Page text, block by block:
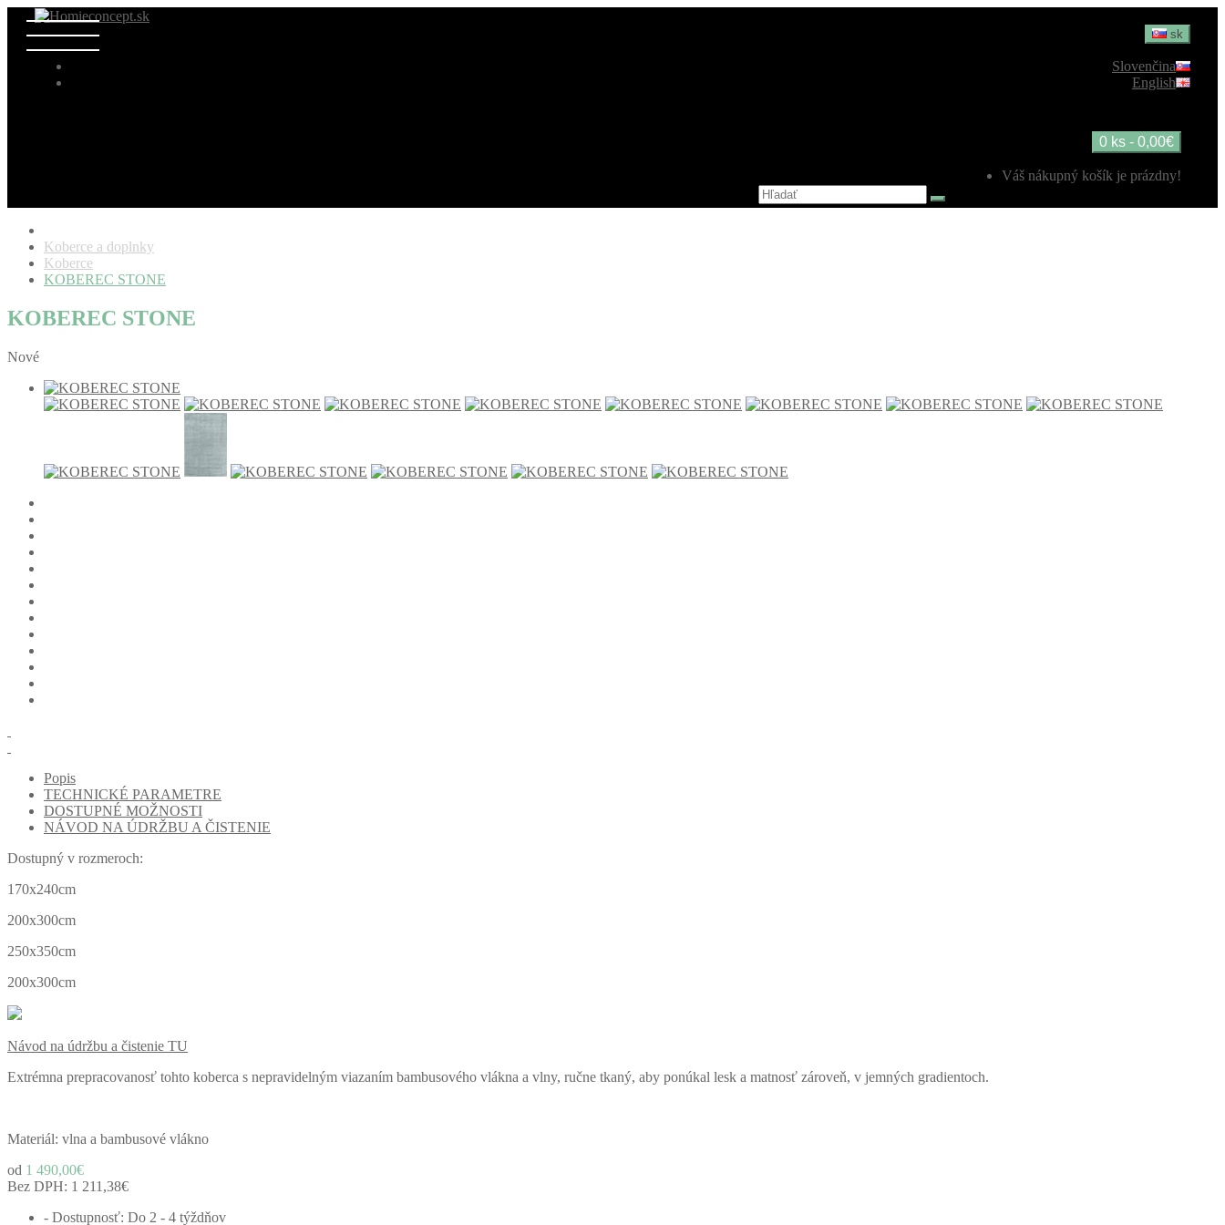
sk
Slovenčina
English
0 ks - 0,00€
Váš nákupný košík je prázdny!
Koberce a doplnky
Koberce
KOBEREC STONE
KOBEREC STONE
Nové
Popis
TECHNICKÉ PARAMETRE
DOSTUPNÉ MOŽNOSTI
NÁVOD NA ÚDRŽBU A ČISTENIE
Dostupný v rozmeroch:
170x240cm
200x300cm
250x350cm
200x300cm
Návod na údržbu a čistenie TU
Extrémna prepracovanosť tohto koberca s nepravidelným viazaním bambusového vlákna a vlny, ručne tkaný, aby ponúkal lesk a matnosť zároveň, v jemných gradientoch.
Materiál: vlna a bambusové vlákno
od 1 490,00€
Bez DPH: 1 211,38€
- Dostupnosť: Do 2 - 4 týždňov